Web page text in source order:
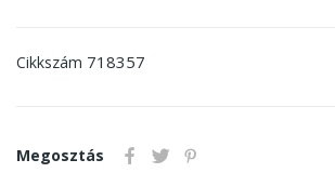
Cikkszám 718357
Megosztás